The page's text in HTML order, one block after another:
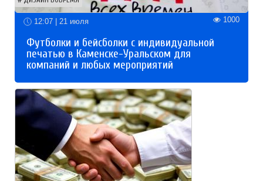
12:07 | 21 июля 1000
Футболки и бейсболки с индивидуальной
печатью в Каменске-Уральском для
компаний и любых мероприятий